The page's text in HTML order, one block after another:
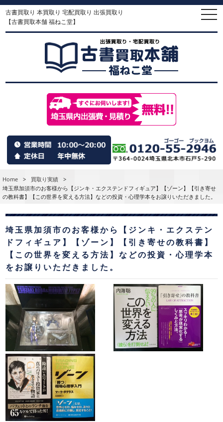
古書買取り 本買取り 宅配買取り 出張買取り
【古書買取本舗 福ねこ堂】
Home > 買取り実績
>
埼玉県加須市のお客様から【ジンキ・エクステンドフィギュア】【ゾーン】【引き寄せ
の教科書】【この世界を変える方法】などの投資・心理学本をお譲りいただきました。
埼玉県加須市のお客様から【ジンキ・エクステン
ドフィギュア】【ゾーン】【引き寄せの教科書】
【この世界を変える方法】などの投資・心理学本
をお譲りいただきました。